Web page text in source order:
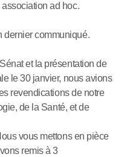
ad hoc.
dernier communiqué.
et la présentation de
le 30 janvier, nous avions
revendications de notre
de la Santé, et de
vous mettons en pièce
remis à 3